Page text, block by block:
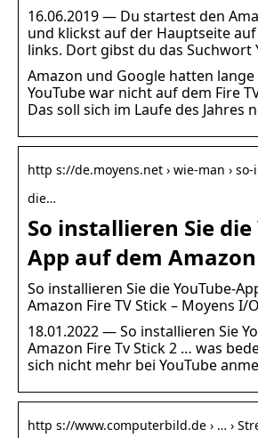
16.06.2019 — Du startest den
und klickst auf der Hauptseite
links. Dort gibst du das Suchwort
Amazon und Google hatten
YouTube war nicht auf dem Fire
Das soll sich im Laufe des Jahres
http s://de.moyens.net › wie-man ›
die…
So installieren Sie die
App auf dem
So installieren Sie die YouTube-
Amazon Fire TV Stick – Moyens I/O
18.01.2022 — So installieren Sie
Amazon Fire Tv Stick 2 … was
sich nicht mehr bei YouTube
http s://www.computerbild.de › … ›